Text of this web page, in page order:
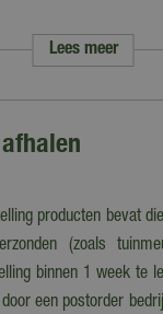
Lees meer
producten bevat
(zoals
binnen 1 week te
een postorder